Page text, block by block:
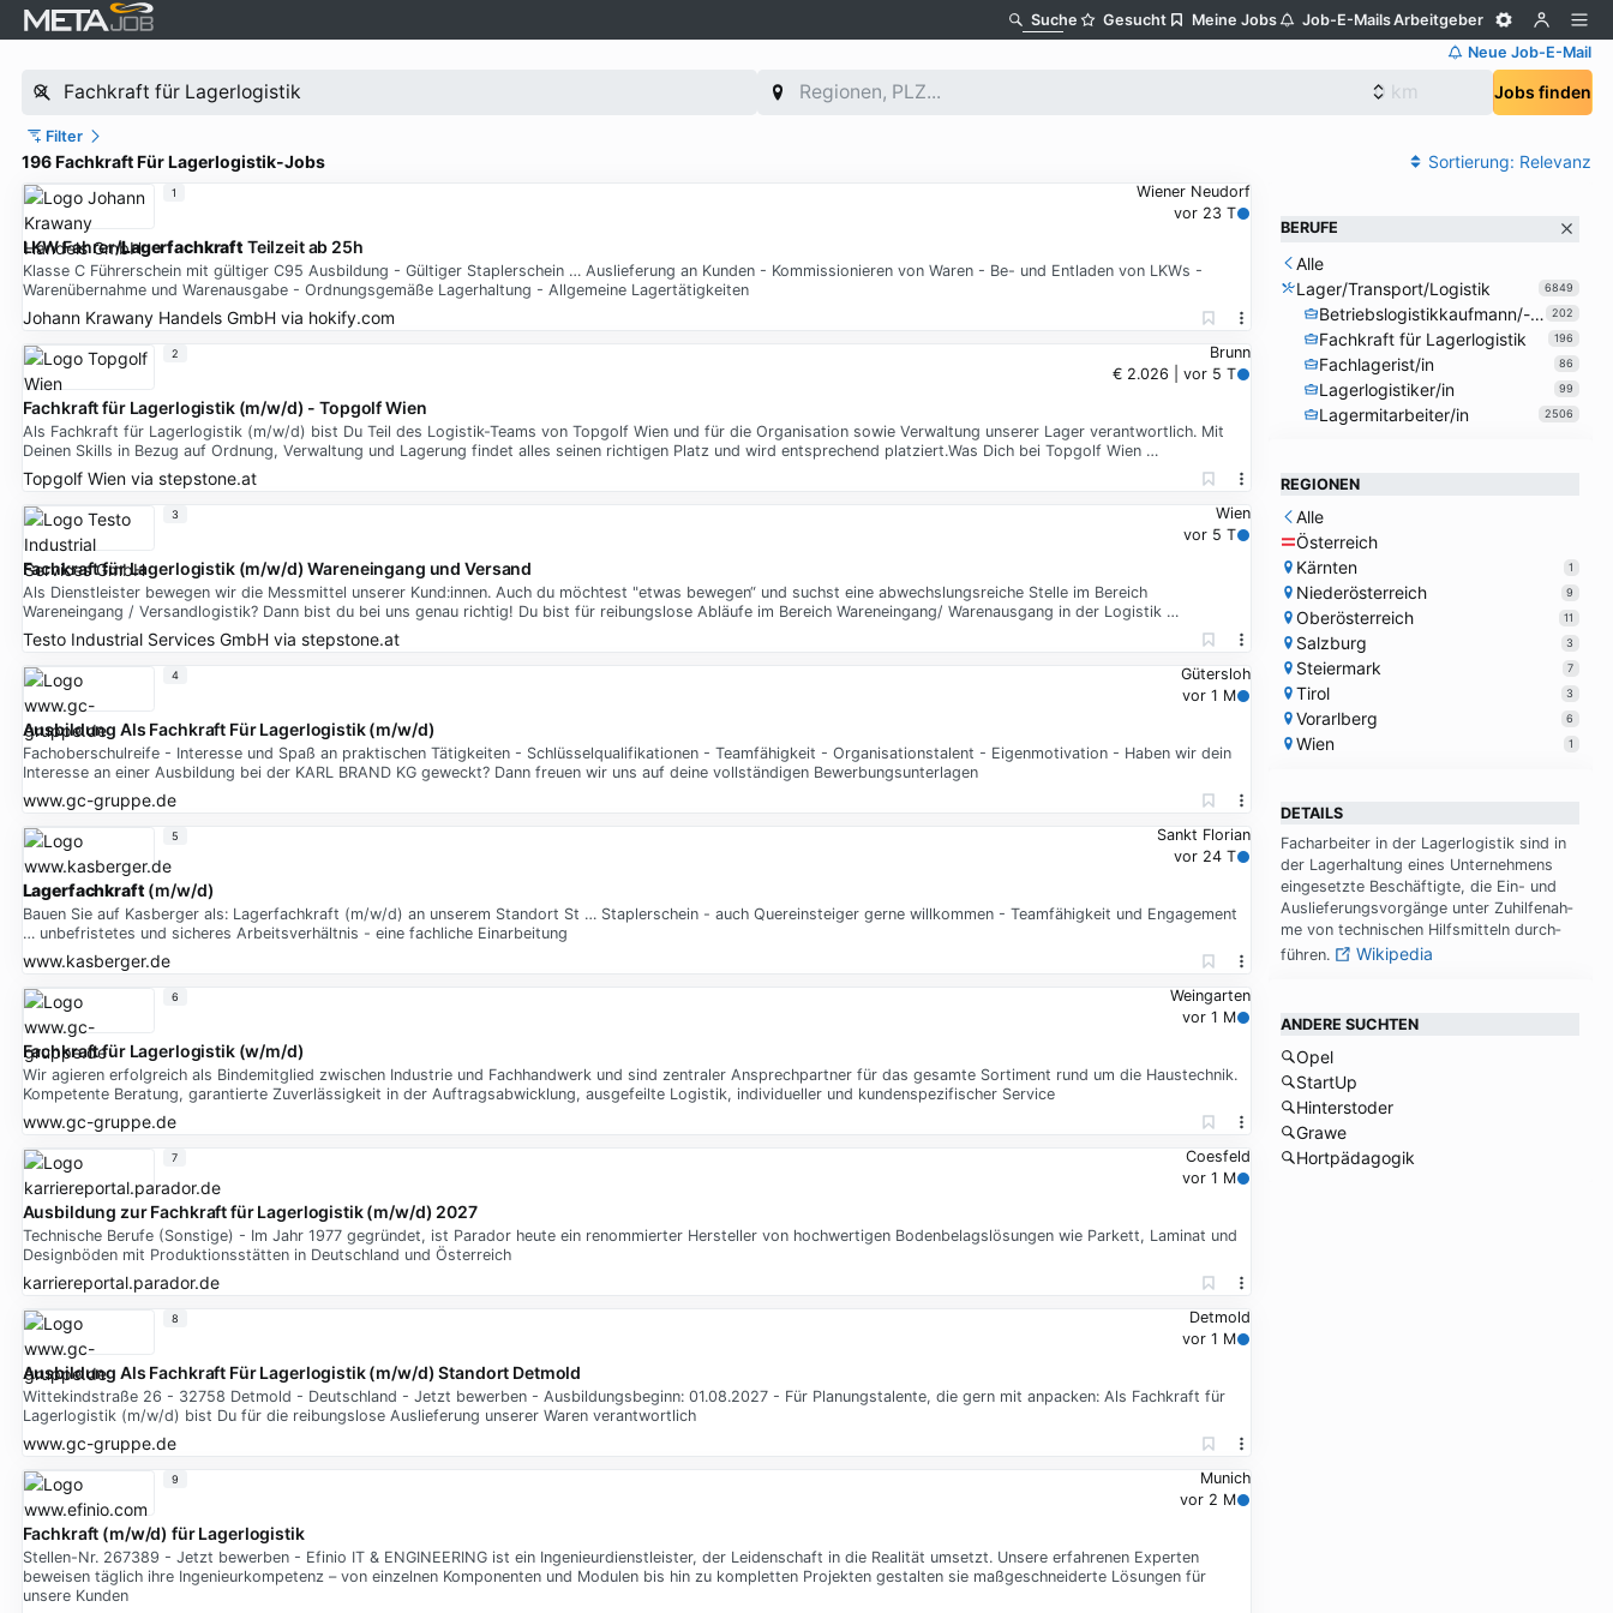
Suche Gesucht Meine Jobs Job-E-MailsArbeitgeber
Neue Job-E-Mail
Jobs finden
Filter
196 Fachkraft Für Lagerlogistik-Jobs Sortierung: Relevanz
Wiener Neudorf
vor 23 T
LKW Fahrer/Lagerfachkraft Teilzeit ab 25h
Klasse C Führerschein mit gültiger C95 Ausbildung - Gültiger Staplerschein … Auslieferung an Kunden - Kommissionieren von Waren - Be- und Entladen von LKWs -
Warenübernahme und Warenausgabe - Ordnungsgemäße Lagerhaltung - Allgemeine Lagertätigkeiten
Johann Krawany Handels GmbHvia hokify.com
1
Brunn
€ 2.026 | vor 5 T
Fachkraft für Lagerlogistik (m/w/d) - Topgolf Wien
Als Fachkraft für Lagerlogistik (m/w/d) bist Du Teil des Logistik-Teams von Topgolf Wien und für die Organisation sowie Verwaltung unserer Lager verantwortlich. Mit
Deinen Skills in Bezug auf Ordnung, Verwaltung und Lagerung findet alles seinen richtigen Platz und wird entsprechend platziert.Was Dich bei Topgolf Wien …
Topgolf Wienvia stepstone.at
2
Wien
vor 5 T
Fachkraft für Lagerlogistik (m/w/d) Wareneingang und Versand
Als Dienstleister bewegen wir die Messmittel unserer Kund:innen. Auch du möchtest "etwas bewegen“ und suchst eine abwechslungsreiche Stelle im Bereich
Wareneingang / Versandlogistik? Dann bist du bei uns genau richtig! Du bist für reibungslose Abläufe im Bereich Wareneingang/ Warenausgang in der Logistik …
Testo Industrial Services GmbHvia stepstone.at
3
Gütersloh
vor 1 M
Ausbildung Als Fachkraft Für Lagerlogistik (m/w/d)
Fachoberschulreife - Interesse und Spaß an praktischen Tätigkeiten - Schlüsselqualifikationen - Teamfähigkeit - Organisationstalent - Eigenmotivation - Haben wir dein
Interesse an einer Ausbildung bei der KARL BRAND KG geweckt? Dann freuen wir uns auf deine vollständigen Bewerbungsunterlagen
www.gc-gruppe.de
4
Sankt Florian
vor 24 T
Lagerfachkraft (m/w/d)
Bauen Sie auf Kasberger als: Lagerfachkraft (m/w/d) an unserem Standort St … Staplerschein - auch Quereinsteiger gerne willkommen - Teamfähigkeit und Engagement
… unbefristetes und sicheres Arbeitsverhältnis - eine fachliche Einarbeitung
www.kasberger.de
5
Weingarten
vor 1 M
Fachkraft für Lagerlogistik (w/m/d)
Wir agieren erfolgreich als Bindemitglied zwischen Industrie und Fachhandwerk und sind zentraler Ansprechpartner für das gesamte Sortiment rund um die Haustechnik.
Kompetente Beratung, garantierte Zuverlässigkeit in der Auftragsabwicklung, ausgefeilte Logistik, individueller und kundenspezifischer Service
www.gc-gruppe.de
6
Coesfeld
vor 1 M
Ausbildung zur Fachkraft für Lagerlogistik (m/w/d) 2027
Technische Berufe (Sonstige) - Im Jahr 1977 gegründet, ist Parador heute ein renommierter Hersteller von hochwertigen Bodenbelagslösungen wie Parkett, Laminat und
Designböden mit Produktionsstätten in Deutschland und Österreich
karriereportal.parador.de
7
Detmold
vor 1 M
Ausbildung Als Fachkraft Für Lagerlogistik (m/w/d) Standort Detmold
Wittekindstraße 26 - 32758 Detmold - Deutschland - Jetzt bewerben - Ausbildungsbeginn: 01.08.2027 - Für Planungstalente, die gern mit anpacken: Als Fachkraft für
Lagerlogistik (m/w/d) bist Du für die reibungslose Auslieferung unserer Waren verantwortlich
www.gc-gruppe.de
8
Munich
vor 2 M
Fachkraft (m/w/d) für Lagerlogistik
Stellen-Nr. 267389 - Jetzt bewerben - Efinio IT & ENGINEERING ist ein Ingenieurdienstleister, der Leidenschaft in die Realität umsetzt. Unsere erfahrenen Experten
beweisen täglich ihre Ingenieurkompetenz – von einzelnen Komponenten und Modulen bis hin zu kompletten Projekten gestalten sie maßgeschneiderte Lösungen für
unsere Kunden
9
BERUFE
Alle
Lager/Transport/Logistik
6849
Betriebslogistikkaufmann/-frau 202
Fachkraft für Lagerlogistik 196
Fachlagerist/in 86
Lagerlogistiker/in 99
Lagermitarbeiter/in 2506
REGIONEN
Alle
Österreich
Kärnten
1
Niederösterreich 9
Oberösterreich 11
Salzburg 3
Steiermark 7
Tirol 3
Vorarlberg 6
Wien 1
DETAILS
Fach­ar­bei­ter in der La­ger­lo­gi­stik sind in
der La­ger­hal­tung ei­nes Un­ter­neh­mens
ein­ge­setz­te Be­schäf­tig­te, die Ein- und
Aus­lie­fe­rungs­vor­gän­ge un­ter Zu­hil­fe­nah­
me von tech­ni­schen Hilfs­mit­teln durch­
füh­ren.
Wikipedia
ANDERE SUCHTEN
Opel
StartUp
Hinterstoder
Grawe
Hortpädagogik